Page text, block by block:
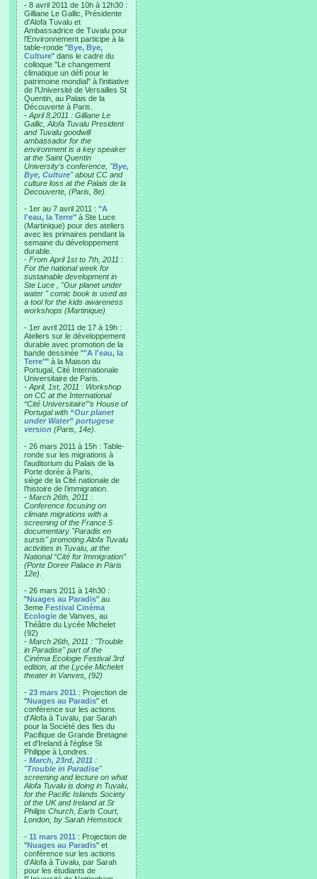
- 8 avril 2011 de 10h à 12h30 :
Gilliane Le Gallic, Présidente
d'Alofa Tuvalu et
Ambassadrice de Tuvalu pour
l'Environnement participe à la
table-ronde "Bye, Bye,
Culture" dans le cadre du
colloque "Le changement
climatique un défi pour le
patrimoine mondial" à l'initiative
de l'Université de Versailles St
Quentin, au Palais de la
Découverte à Paris.
- April 8,2011 : Gilliane Le
Gallic, Alofa Tuvalu President
and Tuvalu goodwill
ambassador for the
environment is a key speaker
at the Saint Quentin
University’s conference, "Bye,
Bye, Culture" about CC and
culture loss at the Palais de la
Decouverte, (Paris, 8e).
- 1er au 7 avril 2011 : "A
l'eau, la Terre" à Ste Luce
(Martinique) pour des ateliers
avec les primaires pendant la
semaine du développement
durable.
- From April 1st to 7th, 2011 :
For the national week for
sustainable development in
Ste Luce , "Our planet under
water " comic book is used as
a tool for the kids awareness
workshops (Martinique)
- 1er avril 2011 de 17 à 19h :
Ateliers sur le développement
durable avec promotion de la
bande dessinée ""A l'eau, la
Terre"" à la Maison du
Portugal, Cité Internationale
Universitaire de Paris.
- April, 1st, 2011 : Workshop
on CC at the International
“Cité Universitaire”’s House of
Portugal with “Our planet
under Water” portugese
version (Paris, 14e).
- 26 mars 2011 à 15h : Table-
ronde sur les migrations à
l’auditorium du Palais de la
Porte dorée à Paris,
siège de la Cité nationale de
l’histoire de l’immigration.
- March 26th, 2011 :
Conference focusing on
climate migrations with a
screening of the France 5
documentary "Paradis en
sursis" promoting Alofa Tuvalu
activities in Tuvalu, at the
National “Cité for Immigration”
(Porte Doree Palace in Paris
12e).
- 26 mars 2011 à 14h30 :
"Nuages au Paradis" au
3eme Festival Cinéma
Ecologie de Vanves, au
Théâtre du Lycée Michelet
(92)
- March 26th, 2011 : "Trouble
in Paradise" part of the
Cinéma Ecologie Festival 3rd
edition, at the Lycée Michelet
theater in Vanves, (92)
- 23 mars 2011 : Projection de
"Nuages au Paradis" et
conférence sur les actions
d'Alofa à Tuvalu, par Sarah
pour la Société des Iles du
Pacifique de Grande Bretagne
et d'Ireland à l'église St
Philippe à Londres.
- March, 23rd, 2011 :
"Trouble in Paradise"
screening and lecture on what
Alofa Tuvalu is doing in Tuvalu,
for the Pacific Islands Society
of the UK and Ireland at St
Philips Church, Earls Court,
London, by Sarah Hemstock
- 11 mars 2011 : Projection de
"Nuages au Paradis" et
conférence sur les actions
d'Alofa à Tuvalu, par Sarah
pour les étudiants de